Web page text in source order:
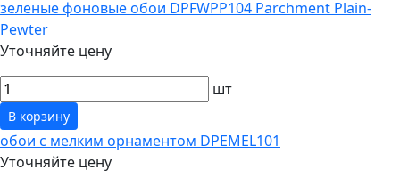
зеленые фоновые обои DPFWPP104 Parchment Plain-
Pewter
Уточняйте цену
шт
В корзину
обои с мелким орнаментом DPEMEL101
Уточняйте цену